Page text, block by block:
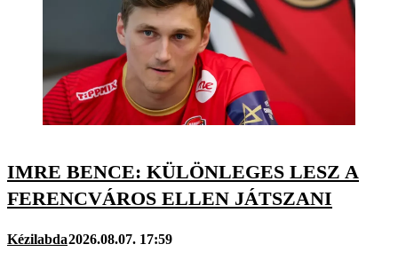
IMRE BENCE: KÜLÖNLEGES LESZ A
FERENCVÁROS ELLEN JÁTSZANI
Kézilabda2026.08.07. 17:59